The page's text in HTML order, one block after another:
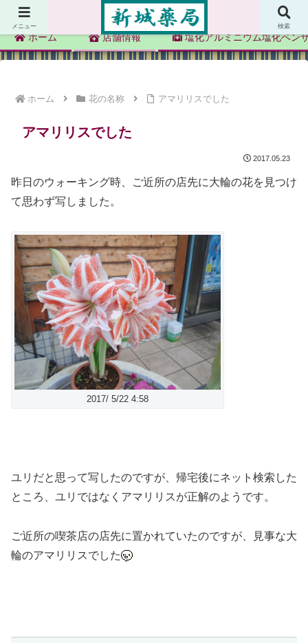
新城薬局
ホーム 店舗情報 塩化アルミニウム塩化ベン
ホーム 花の名称 アマリリスでした
アマリリスでした
2017.05.23
昨日のウォーキング時、ご近所の店先に大輪の花を見つけ
て思わず写しました。
2017/ 5/22 4:58
ユリだと思って写したのですが、帰宅後にネット検索した
ところ、ユリではなくアマリリスが正解のようです。
ご近所の喫茶店の店先に置かれていたのですが、見事な大
輪のアマリリスでした
メニュー 検索